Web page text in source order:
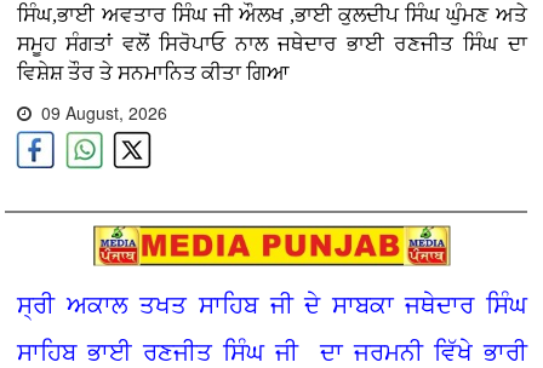
ਸਿੰਘ,ਭਾਈ ਅਵਤਾਰ ਸਿੰਘ ਜੀ ਔਲਖ ,ਭਾਈ ਕੁਲਦੀਪ ਸਿੰਘ ਘੁੰਮਣ ਅਤੇ
ਸਮੂਹ ਸੰਗਤਾਂ ਵਲੋਂ ਸਿਰੋਪਾਓ ਨਾਲ ਜਥੇਦਾਰ ਭਾਈ ਰਣਜੀਤ ਸਿੰਘ ਦਾ
ਵਿਸ਼ੇਸ਼ ਤੌਰ ਤੇਸਨਮਾਨਿਤ ਕੀਤਾ ਗਿਆ
09 August, 2026
ਸ੍ਰੀ ਅਕਾਲ ਤਖਤ ਸਾਹਿਬ ਜੀ ਦੇ ਸਾਬਕਾ ਜਥੇਦਾਰ ਸਿੰਘ
ਸਾਹਿਬ ਭਾਈ ਰਣਜੀਤ ਸਿੰਘ ਜੀ ਦਾ ਜਰਮਨੀ ਵਿੱਖੇ ਭਾਰੀ